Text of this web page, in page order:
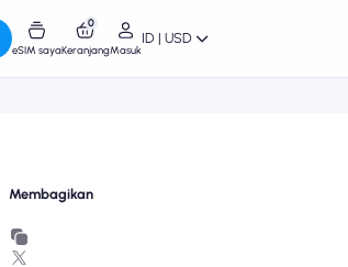
eSIM saya
0
KeranjangMasuk
ID | USD
Membagikan